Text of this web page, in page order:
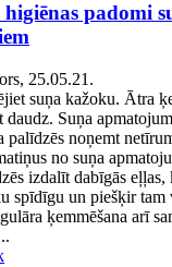
padomi
25.05.21.
suņa kažoku. Ātra
daudz. Suņa
palīdzēs noņemt
no suņa
izdalīt dabīgās eļļas,
spīdīgu un piešķir tam
ķemmēšana arī